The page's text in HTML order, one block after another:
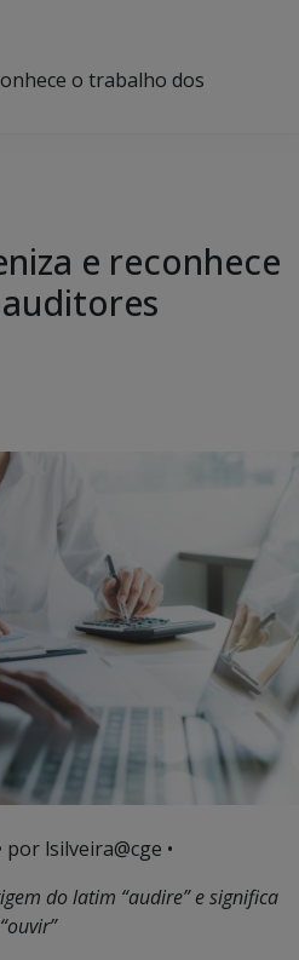
o trabalho dos
e reconhece
por lsilveira@cge •
do latim “audire” e significa
“ouvir”